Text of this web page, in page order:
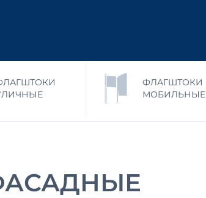
ФЛАГШТОКИ
МОБИЛЬНЫЕ